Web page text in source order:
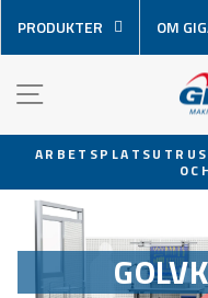
över
innehåll
PRODUKTER OM